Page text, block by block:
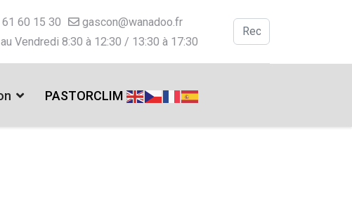
60 15 30
gascon@wanadoo.fr
Vendredi 8:30 à 12:30 / 13:30 à 17:30
Valider
PASTORCLIM